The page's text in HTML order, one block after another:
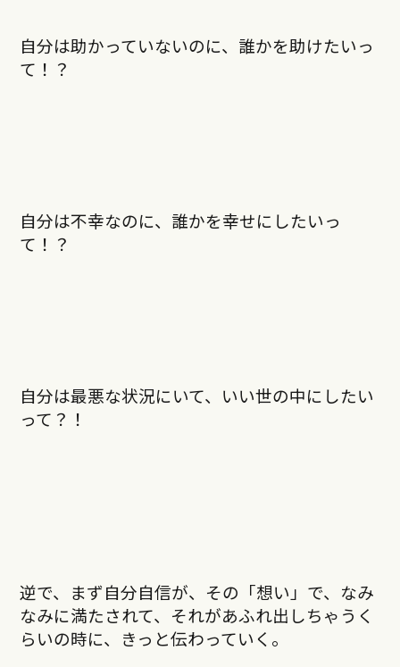
自分は助かっていないのに、誰かを助けたいっ
て！？
自分は不幸なのに、誰かを幸せにしたいっ
て！？
自分は最悪な状況にいて、いい世の中にしたい
って？！
逆で、まず自分自信が、その「想い」で、なみ
なみに満たされて、それがあふれ出しちゃうく
らいの時に、きっと伝わっていく。